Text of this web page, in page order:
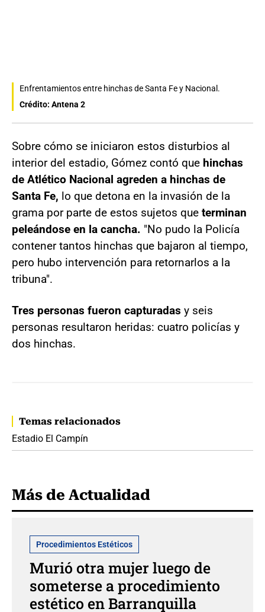
Enfrentamientos entre hinchas de Santa Fe y Nacional.
Crédito: Antena 2
Sobre cómo se iniciaron estos disturbios al
interior del estadio, Gómez contó que hinchas
de Atlético Nacional agreden a hinchas de
Santa Fe, lo que detona en la invasión de la
grama por parte de estos sujetos que terminan
peleándose en la cancha. "No pudo la Policía
contener tantos hinchas que bajaron al tiempo,
pero hubo intervención para retornarlos a la
tribuna".
Tres personas fueron capturadas y seis
personas resultaron heridas: cuatro policías y
dos hinchas.
Temas relacionados
Estadio El Campín
Más de Actualidad
Procedimientos Estéticos
Murió otra mujer luego de
someterse a procedimiento
estético en Barranquilla